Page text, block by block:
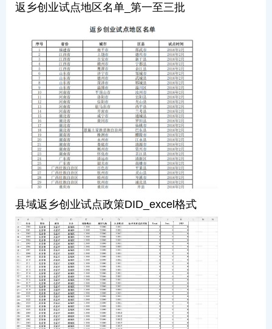
返乡创业试点地区名单_第一至三批
县域返乡创业试点政策DID_excel格式